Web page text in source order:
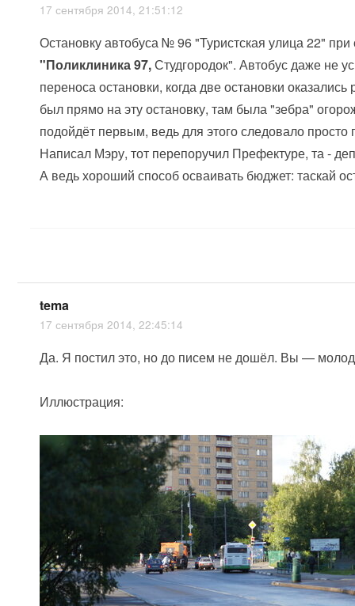
17 сентября 2014, 21:51:12
Остановку автобуса № 96 "Туристская улица 22"
"Поликлиника 97,Студгородок". Автобус даже не
переноса остановки, когда две остановки
был прямо на эту остановку, там была "зебра"
подойдёт первым, ведь для этого следовало
Написал Мэру, тот перепоручил Префектуре, та -
А ведь хороший способ осваивать бюджет: таскай
tema
17 сентября 2014, 22:45:14
Да. Я постил это, но до писем не дошёл. Вы —
Иллюстрация: